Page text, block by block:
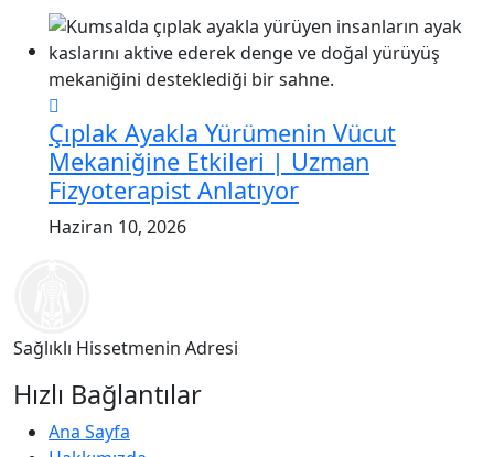
Çıplak Ayakla Yürümenin Vücut
Mekaniğine Etkileri | Uzman
Fizyoterapist Anlatıyor
Haziran 10, 2026
Sağlıklı Hissetmenin Adresi
Hızlı Bağlantılar
Ana Sayfa